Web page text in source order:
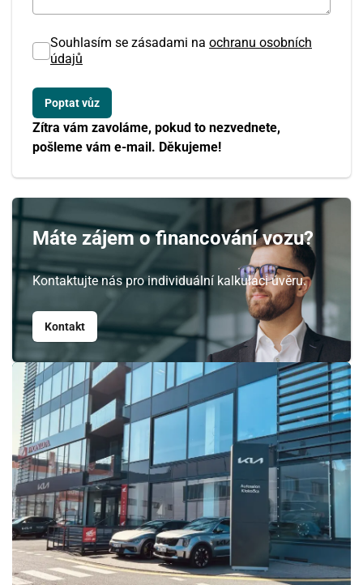
Souhlasím se zásadami na ochranu osobních
údajů
Zítra vám zavoláme, pokud to nezvednete,
pošleme vám e-mail. Děkujeme!
Máte zájem o financování vozu?
Kontaktujte nás pro individuální kalkulaci úvěru.
Kontakt
Srpen
ČT SO
27 28 30 31 1 2
3 4 5 6 7 8 9
10 11 12 13 14 15 16
17 18 19 21 22 23
24 25 26 27 28 29 30
31 1 2 3 4 5 6